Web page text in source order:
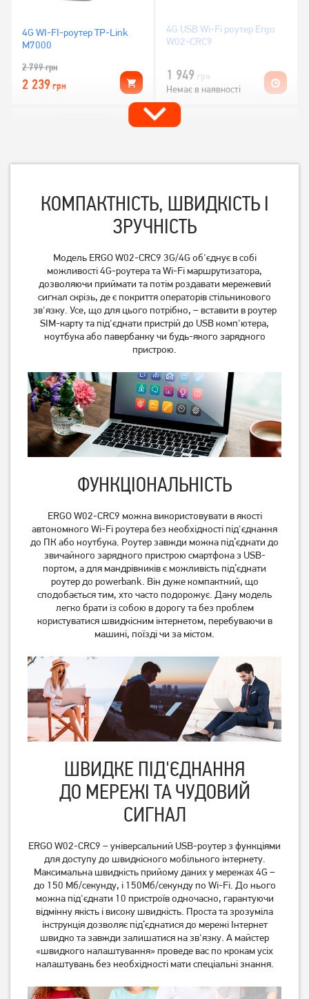
4G WI-FI-роутер TP-Link
M7000
2 799грн
2 239грн
4G USB Wi-Fi роутер Ergo
W02-CRC9
1 949
Немає в наявності
4G WI-FI-роутер TP-Link
M7200
Немає в наявності
4G WI-FI-роутер Ergo
3G/4G M0263 White
Немає в наявності
Black (908322)
Немає в наявності
4G Black (684478)
Немає в наявності
4G WI-FI-роутер TP-Link
M7450
4G WI-FI-роутер ERGO
R0516B
2 999грн
4G USB Wi-Fi роутер Ergo
W023-CRC9
Немає в наявності
4G WI-FI-роутер Ergo
R0516 4G USB Wi-Fi, з
можливістю підключення
зовнішньої батареї
Немає в наявності
КОМПАКТНІСТЬ, ШВИДКІСТЬ І
ЗРУЧНІСТЬ
Модель ERGO W02-CRC9 3G/4G об'єднує в собі
можливості 4G-роутера та Wi-Fi маршрутизатора,
дозволяючи приймати та потім роздавати мережевий
сигнал скрізь, де є покриття операторів стільникового
зв'язку. Усе, що для цього потрібно, – вставити в роутер
SIM-карту та під'єднати пристрій до USB комп'ютера,
ноутбука або павербанку чи будь-якого зарядного
пристрою.
ФУНКЦІОНАЛЬНІСТЬ
ERGO W02-CRC9 можна використовувати в якості
автономного Wi-Fi роутера без необхідності під'єднання
до ПК або ноутбука. Роутер завжди можна під’єднати до
звичайного зарядного пристрою смартфона з USB-
портом, а для мандрівників є можливість під’єднати
роутер до powerbank. Він дуже компактний, що
сподобається тим, хто часто подорожує. Дану модель
легко брати із собою в дорогу та без проблем
користуватися швидкісним інтернетом, перебуваючи в
машині, поїзді чи за містом.
ШВИДКЕ ПІД'ЄДНАННЯ
ДО МЕРЕЖІ ТА ЧУДОВИЙ
СИГНАЛ
ERGO W02-CRC9 – універсальний USB-роутер з функціями
для доступу до швидкісного мобільного інтернету.
Максимальна швидкість прийому даних у мережах 4G –
до 150 Мб/секунду, і 150Мб/секунду по Wi-Fi. До нього
можна під'єднати 10 пристроїв одночасно, гарантуючи
відмінну якість і високу швидкість. Проста та зрозуміла
інструкція дозволяє під‘єднатися до мережі Інтернет
швидко та завжди залишатися на зв'язку. А майстер
«швидкого налаштування» проведе вас по крокам усіх
налаштувань без необхідності мати спеціальні знання.